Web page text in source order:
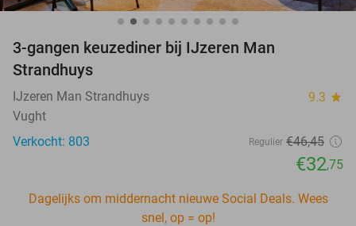
3-gangen keuzediner bij IJzeren Man
Strandhuys
IJzeren Man Strandhuys 9.3 star
Vught
Verkocht: 803
Regulier €46,45
€32,75
Dagelijks om middernacht nieuwe Social Deals. Wees
snel, op = op!